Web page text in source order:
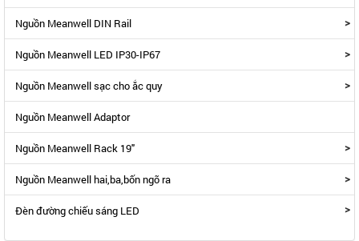
Nguồn Meanwell DIN Rail >
Nguồn Meanwell LED IP30-IP67 >
Nguồn Meanwell sạc cho ắc quy >
Nguồn Meanwell Adaptor
Nguồn Meanwell Rack 19" >
Nguồn Meanwell hai,ba,bốn ngõ ra >
Đèn đường chiếu sáng LED >